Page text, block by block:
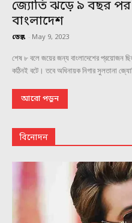
জ্যোতি ঝড়ে ৯ বছর পর
বাংলাদেশ
ডেস্ক - May 9, 2023
শেষ ৮ বলে জয়ের জন্য বাংলাদেশের প্রয়োজন
কঠিনই বটে। তবে অধিনায়ক নিগার সুলতানা
আরো পড়ুন
বিনোদন